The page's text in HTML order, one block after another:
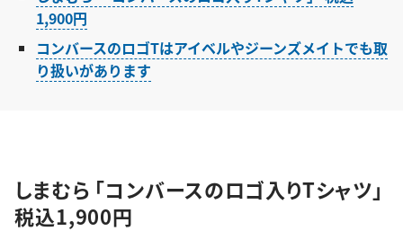
1,900円
コンバースのロゴTはアイベルやジーンズメイトでも取
り扱いがあります
しまむら 「コンバースのロゴ入りTシャツ」
税込1,900円